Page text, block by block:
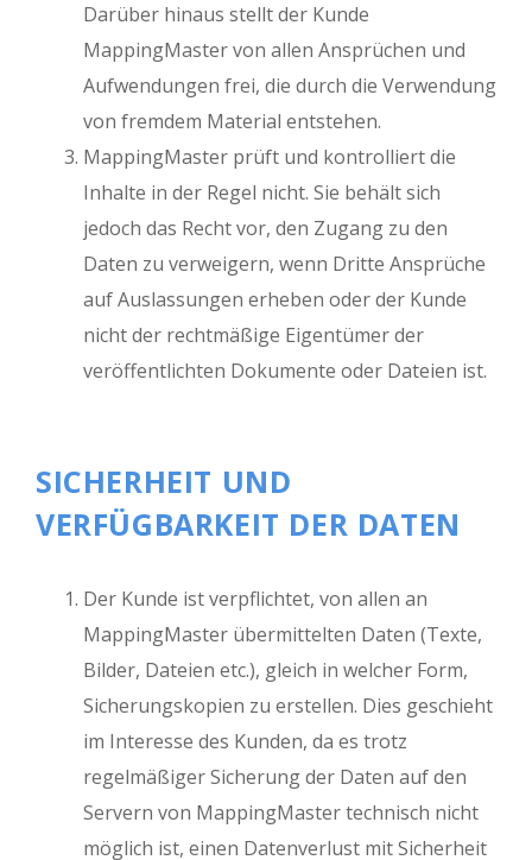
Darüber hinaus stellt der Kunde
MappingMaster von allen Ansprüchen und
Aufwendungen frei, die durch die Verwendung
von fremdem Material entstehen.
MappingMaster prüft und kontrolliert die
Inhalte in der Regel nicht. Sie behält sich
jedoch das Recht vor, den Zugang zu den
Daten zu verweigern, wenn Dritte Ansprüche
auf Auslassungen erheben oder der Kunde
nicht der rechtmäßige Eigentümer der
veröffentlichten Dokumente oder Dateien ist.
SICHERHEIT UND
VERFÜGBARKEIT DER DATEN
Der Kunde ist verpflichtet, von allen an
MappingMaster übermittelten Daten (Texte,
Bilder, Dateien etc.), gleich in welcher Form,
Sicherungskopien zu erstellen. Dies geschieht
im Interesse des Kunden, da es trotz
regelmäßiger Sicherung der Daten auf den
Servern von MappingMaster technisch nicht
möglich ist, einen Datenverlust mit Sicherheit